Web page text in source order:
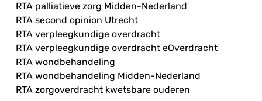
RTA palliatieve zorg Midden-Nederland
RTA second opinion Utrecht
RTA verpleegkundige overdracht
RTA verpleegkundige overdracht eOverdracht
RTA wondbehandeling
RTA wondbehandeling Midden-Nederland
RTA zorgoverdracht kwetsbare ouderen